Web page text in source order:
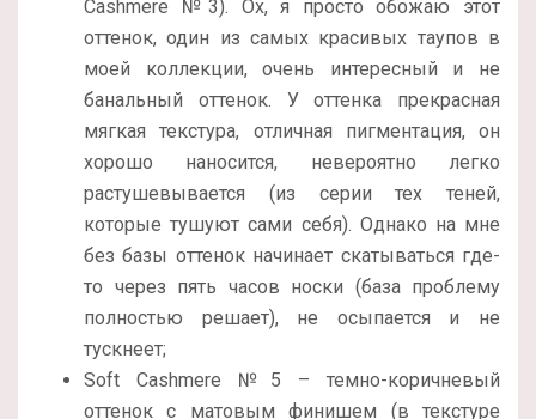
Cashmere №3). Ох, я просто обожаю этот
оттенок, один из самых красивых таупов в
моей коллекции, очень интересный и не
банальный оттенок. У оттенка прекрасная
мягкая текстура, отличная пигментация, он
хорошо наносится, невероятно легко
растушевывается (из серии тех теней,
которые тушуют сами себя). Однако на мне
без базы оттенок начинает скатываться где-
то через пять часов носки (база проблему
полностью решает), не осыпается и не
тускнеет;
Soft Cashmere №5 – темно-коричневый
оттенок с матовым финишем (в текстуре